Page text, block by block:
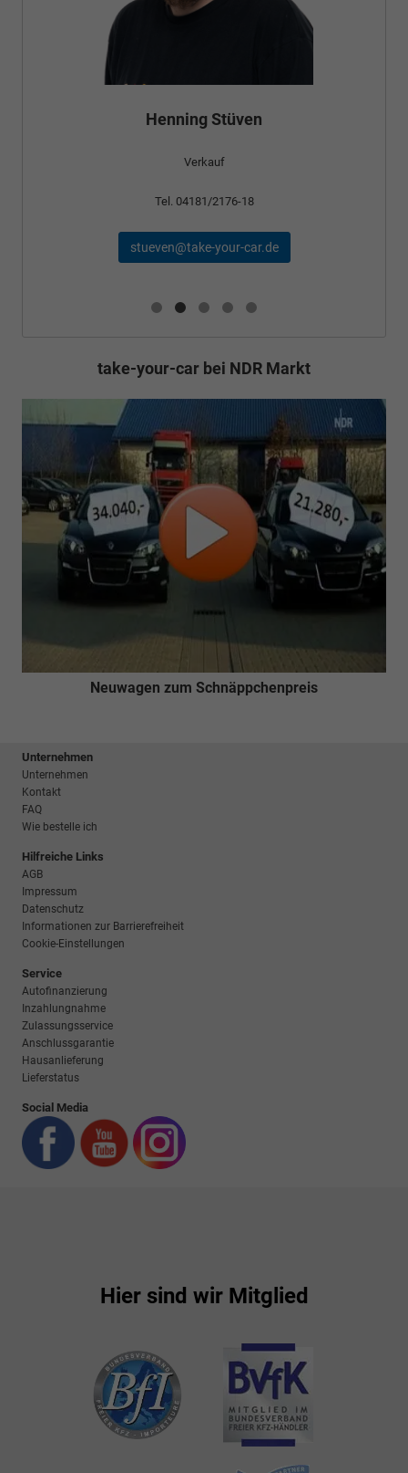
Henning Stüven
Verkauf
Tel. 04181/2176-18
stueven@take-your-car.de
take-your-car bei NDR Markt
Neuwagen zum Schnäppchenpreis
Unternehmen
Unternehmen
Kontakt
FAQ
Wie bestelle ich
Hilfreiche Links
AGB
Impressum
Datenschutz
Informationen zur Barrierefreiheit
Cookie-Einstellungen
Service
Autofinanzierung
Inzahlungnahme
Zulassungsservice
Anschlussgarantie
Hausanlieferung
Lieferstatus
Social Media
Hier sind wir Mitglied